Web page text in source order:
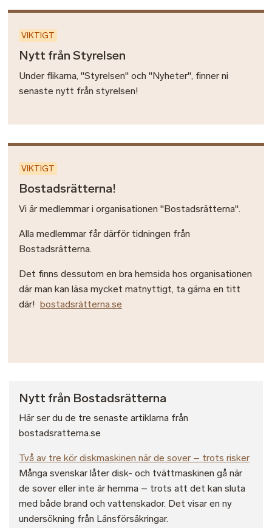
VIKTIGT
Nytt från Styrelsen
Under flikarna, "Styrelsen" och "Nyheter", finner ni
senaste nytt från styrelsen!
VIKTIGT
Bostadsrätterna!
Vi är medlemmar i organisationen "Bostadsrätterna".
Alla medlemmar får därför tidningen från
Bostadsrätterna.
Det finns dessutom en bra hemsida hos organisationen
där man kan läsa mycket matnyttigt, ta gärna en titt
där! bostadsrätterna.se
Nytt från Bostadsrätterna
Här ser du de tre senaste artiklarna från
bostadsratterna.se
Två av tre kör diskmaskinen när de sover – trots risker
Många svenskar låter disk- och tvättmaskinen gå när
de sover eller inte är hemma – trots att det kan sluta
med både brand och vattenskador. Det visar en ny
undersökning från Länsförsäkringar.